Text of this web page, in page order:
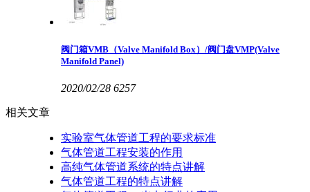
阀门箱VMB（Valve Manifold Box）/阀门盘VMP(Valve
Manifold Panel)
2020/02/28 6257
相关文章
实验室气体管道工程的要求标准
气体管道工程安装的作用
高纯气体管道系统的特点讲解
气体管道工程的特点讲解